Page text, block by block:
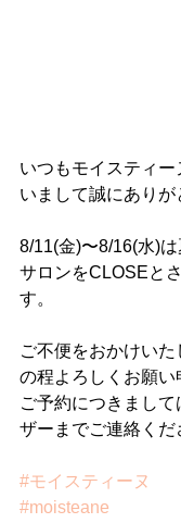
いつもモイスティー
いまして誠にありが
8/11(金)〜8/16(水)
サロンをCLOSEと
す。
ご不便をおかけい
の程よろしくお願い
ご予約につきまして
ザーまでご連絡くだ
#モイスティーヌ
#moisteane